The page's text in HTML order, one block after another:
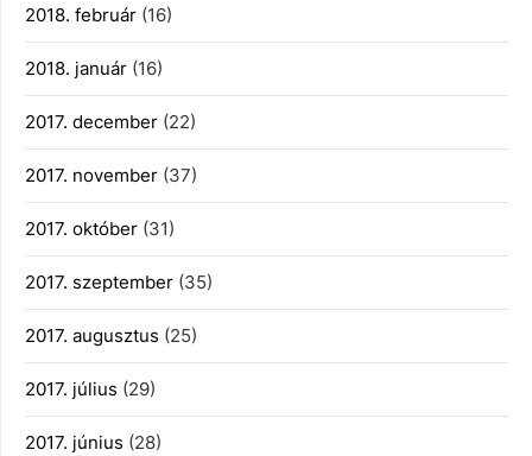
2018. február (16)
2018. január (16)
2017. december (22)
2017. november (37)
2017. október (31)
2017. szeptember (35)
2017. augusztus (25)
2017. július (29)
2017. június (28)